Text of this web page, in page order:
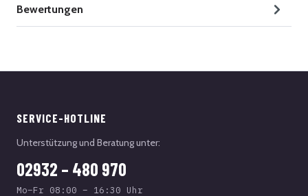
Bewertungen
SERVICE-HOTLINE
Unterstützung und Beratung unter:
02932 – 480 970
Mo–Fr 08:00 – 16:30 Uhr